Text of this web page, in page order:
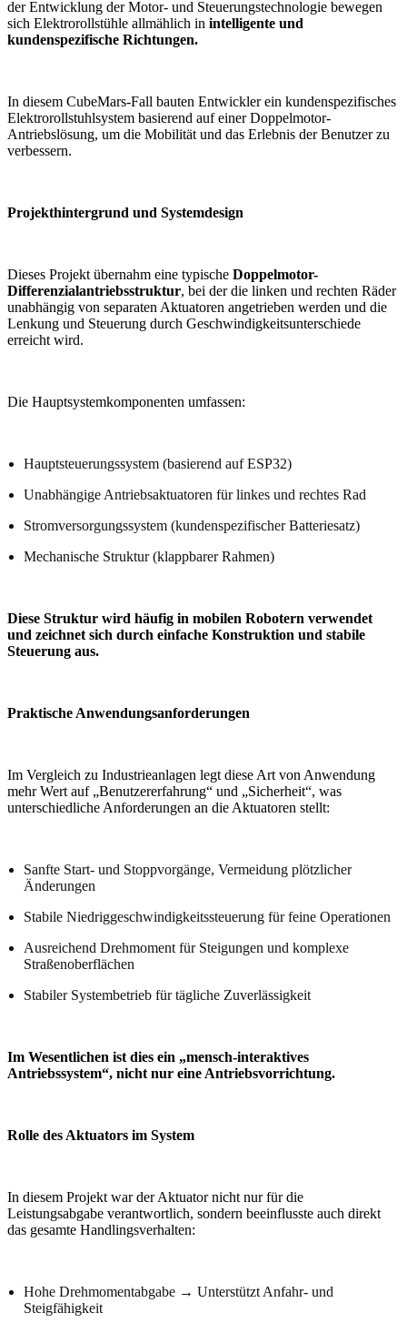
der Entwicklung der Motor- und Steuerungstechnologie bewegen
sich Elektrorollstühle allmählich in intelligente und
kundenspezifische Richtungen.
In diesem CubeMars-Fall bauten Entwickler ein kundenspezifisches
Elektrorollstuhlsystem basierend auf einer Doppelmotor-
Antriebslösung, um die Mobilität und das Erlebnis der Benutzer zu
verbessern.
Projekthintergrund und Systemdesign
Dieses Projekt übernahm eine typische Doppelmotor-
Differenzialantriebsstruktur, bei der die linken und rechten Räder
unabhängig von separaten Aktuatoren angetrieben werden und die
Lenkung und Steuerung durch Geschwindigkeitsunterschiede
erreicht wird.
Die Hauptsystemkomponenten umfassen:
Hauptsteuerungssystem (basierend auf ESP32)
Unabhängige Antriebsaktuatoren für linkes und rechtes Rad
Stromversorgungssystem (kundenspezifischer Batteriesatz)
Mechanische Struktur (klappbarer Rahmen)
Diese Struktur wird häufig in mobilen Robotern verwendet
und zeichnet sich durch einfache Konstruktion und stabile
Steuerung aus.
Praktische Anwendungsanforderungen
Im Vergleich zu Industrieanlagen legt diese Art von Anwendung
mehr Wert auf „Benutzererfahrung“ und „Sicherheit“, was
unterschiedliche Anforderungen an die Aktuatoren stellt:
Sanfte Start- und Stoppvorgänge, Vermeidung plötzlicher
Änderungen
Stabile Niedriggeschwindigkeitssteuerung für feine Operationen
Ausreichend Drehmoment für Steigungen und komplexe
Straßenoberflächen
Stabiler Systembetrieb für tägliche Zuverlässigkeit
Im Wesentlichen ist dies ein „mensch-interaktives
Antriebssystem“, nicht nur eine Antriebsvorrichtung.
Rolle des Aktuators im System
In diesem Projekt war der Aktuator nicht nur für die
Leistungsabgabe verantwortlich, sondern beeinflusste auch direkt
das gesamte Handlingsverhalten:
Hohe Drehmomentabgabe → Unterstützt Anfahr- und
Steigfähigkeit